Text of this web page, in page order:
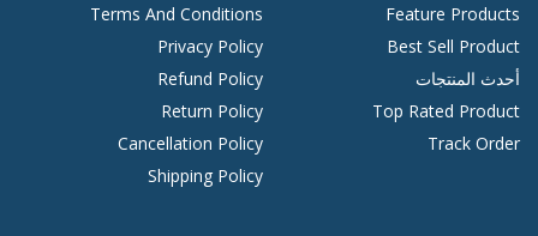
Feature Products
Best Sell Product
أحدث المنتجات
Top Rated Product
Track Order
Terms And Conditions
Privacy Policy
Refund Policy
Return Policy
Cancellation Policy
Shipping Policy